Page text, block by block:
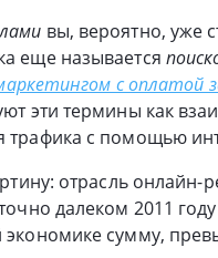
вы, вероятно, уже
еще называется
с оплатой
эти термины как
с помощью
отрасль онлайн-
далеком 2011
экономике сумму,